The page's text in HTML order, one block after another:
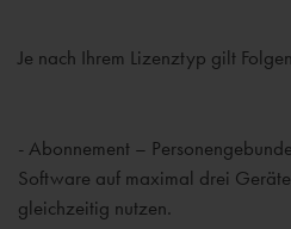
Je nach Ihrem Lizenztyp gilt
- Abonnement –
Software auf maximal drei
gleichzeitig nutzen.